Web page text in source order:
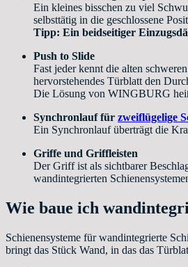
Ein kleines bisschen zu viel
selbsttätig in die geschlossene
Tipp: Ein beidseitiger
Push to Slide
Fast jeder kennt die alten
hervorstehendes Türblatt den
Die Lösung von WINGBURG
Synchronlauf für zweiflügelige
Ein Synchronlauf überträgt die
Griffe und Griffleisten
Der Griff ist als sichtbarer
wandintegrierten
Wie baue ich
Schienensysteme für wandintegrierte
bringt das Stück Wand, in das das